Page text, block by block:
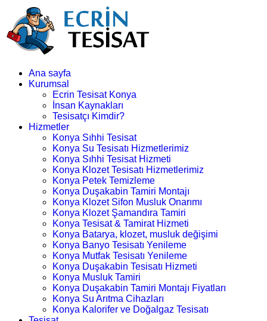
Ana sayfa
Kurumsal
Ecrin Tesisat Konya
İnsan Kaynakları
Tesisatçı Kimdir?
Hizmetler
Konya Sıhhi Tesisat
Konya Su Tesisatı Hizmetlerimiz
Konya Sıhhi Tesisat Hizmeti
Konya Klozet Tesisatı Hizmetlerimiz
Konya Petek Temizleme
Konya Duşakabin Tamiri Montajı
Konya Klozet Sifon Musluk Onarımı
Konya Klozet Şamandıra Tamiri
Konya Tesisat & Tamirat Hizmeti
Konya Batarya, klozet, musluk değişimi
Konya Banyo Tesisatı Yenileme
Konya Mutfak Tesisatı Yenileme
Konya Duşakabin Tesisatı Hizmeti
Konya Musluk Tamiri
Konya Duşakabin Tamiri Montajı Fiyatları
Konya Su Arıtma Cihazları
Konya Kalorifer ve Doğalgaz Tesisatı